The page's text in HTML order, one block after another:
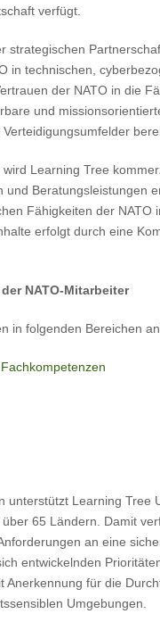
verfügt.
strategischen
in technischen,
der NATO in die
und
Learning Tree
Beratungsleistungen
Fähigkeiten der NATO
erfolgt durch eine
NATO-Mitarbeiter
in folgenden Bereichen
unterstützt Learning Tree
65 Ländern. Damit
an eine
entwickelnden
Anerkennung für die
Umgebungen.